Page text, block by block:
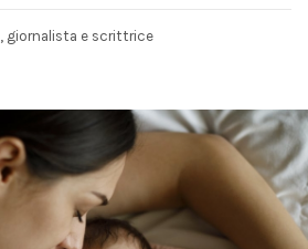
, giornalista e scrittrice